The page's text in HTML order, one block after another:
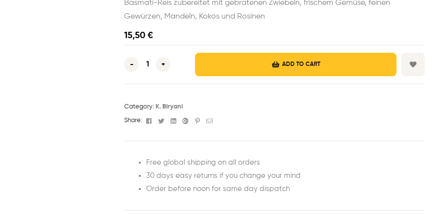
Basmati-Reis zubereitet mit gebratenen Zwiebeln, frischem Gemüse, feinen
Gewürzen, Mandeln, Kokos und Rosinen
15,50 €
- + ADD TO CART
Category: K. Biryani
Share: Facebook
TwitterLinkedinGoogle+Pinterest
Email
Free global shipping on all orders
30 days easy returns if you change your mind
Order before noon for same day dispatch